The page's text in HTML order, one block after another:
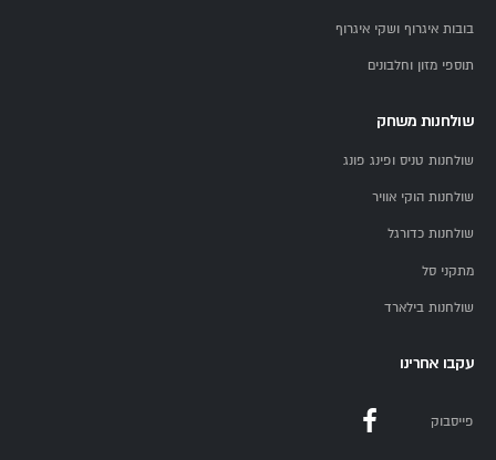
בובות איגרוף ושקי איגרוף
תוספי מזון וחלבונים
שולחנות משחק
שולחנות טניס ופינג פונג
שולחנות הוקי אוויר
שולחנות כדורגל
מתקני סל
שולחנות בילארד
עקבו אחרינו
פייסבוק